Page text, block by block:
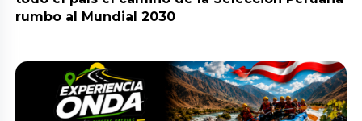
rumbo al Mundial 2030